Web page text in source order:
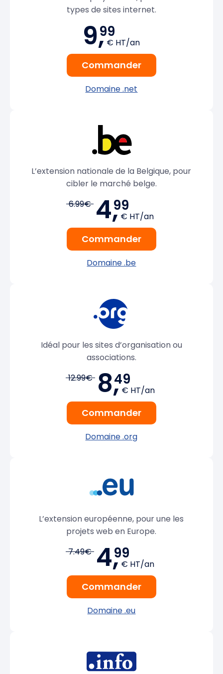
types de sites internet.
9,99
€ HT/an
Commander
Domaine .net
L’extension nationale de la Belgique, pour
cibler le marché belge.
6.99€ 4,99
€ HT/an
Commander
Domaine .be
Idéal pour les sites d’organisation ou
associations.
12.99€ 8,49
€ HT/an
Commander
Domaine .org
L’extension européenne, pour une les
projets web en Europe.
7.49€ 4,99
€ HT/an
Commander
Domaine .eu